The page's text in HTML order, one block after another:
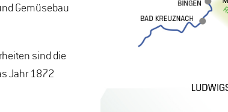
Gemüsebau
sind die
Jahr 1872